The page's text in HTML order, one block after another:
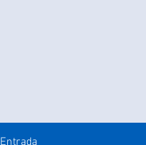
Entrada